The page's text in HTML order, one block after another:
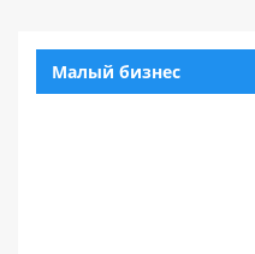
Малый бизнес